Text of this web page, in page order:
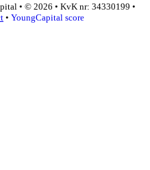
• © 2026 • KvK nr: 34330199 •
• YoungCapital score